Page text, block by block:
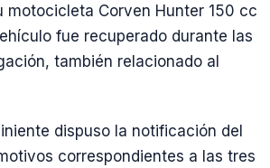
motocicleta Corven Hunter 150 cc
fue recuperado durante las
también relacionado al
dispuso la notificación del
correspondientes a las tres